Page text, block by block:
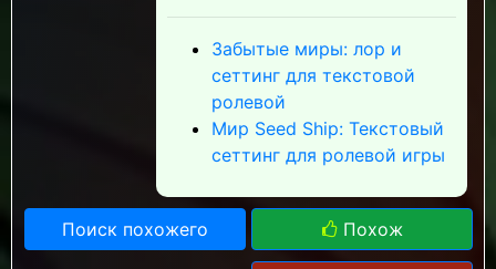
Забытые миры: лор и
сеттинг для текстовой
ролевой
Мир Seed Ship: Текстовый
сеттинг для ролевой игры
Поиск похожего Похож